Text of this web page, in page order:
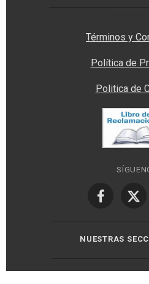
Términos y
Política de
Politica de
NUESTRAS